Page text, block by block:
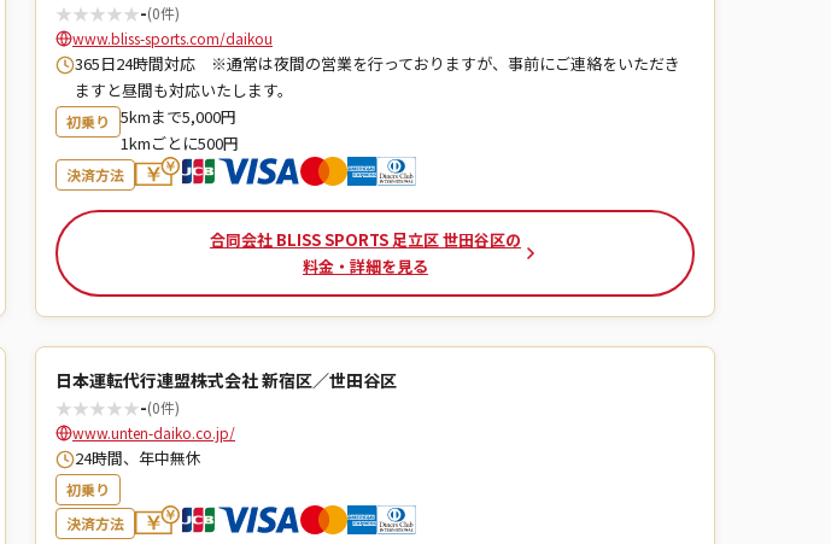
★★★★★-(0件)
www.bliss-sports.com/daikou
365日24時間対応 ※通常は夜間の営業を行っておりますが、事前にご連絡をいただき
ますと昼間も対応いたします。
初乗り
5kmまで5,000円
1kmごとに500円
決済方法
合同会社 BLISS SPORTS 足立区 世田谷区の
料金・詳細を見る
日本運転代行連盟株式会社 新宿区／世田谷区
★★★★★-(0件)
www.unten-daiko.co.jp/
24時間、年中無休
初乗り
決済方法